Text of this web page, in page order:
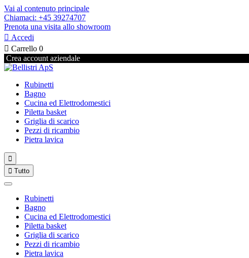
Vai al contenuto principale
Chiamaci: +45 39274707
Prenota una visita allo showroom
 Accedi
 Carrello 0
Crea account aziendale
Rubinetti
Bagno
Cucina ed Elettrodomestici
Piletta basket
Griglia di scarico
Pezzi di ricambio
Pietra lavica

 Tutto
Rubinetti
Bagno
Cucina ed Elettrodomestici
Piletta basket
Griglia di scarico
Pezzi di ricambio
Pietra lavica